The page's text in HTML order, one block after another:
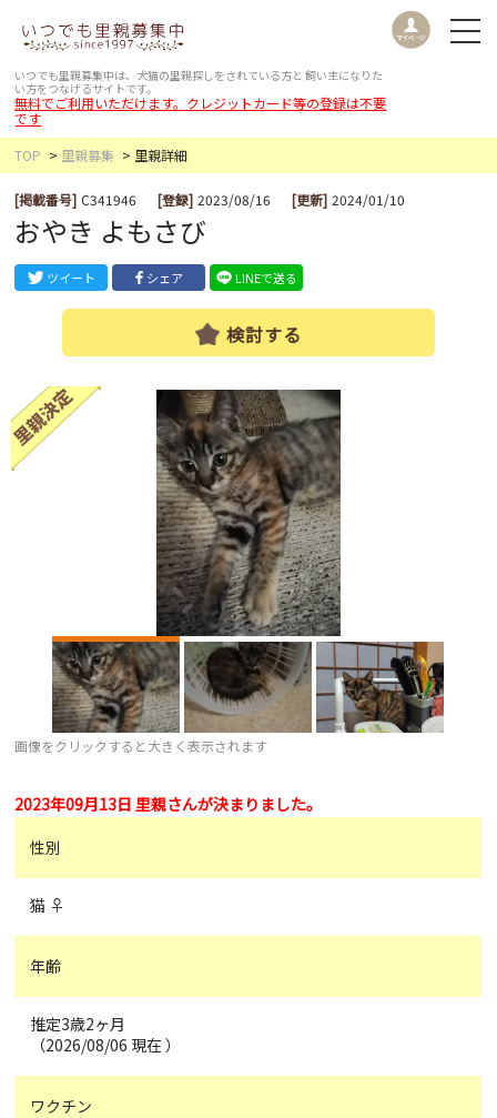
いつでも里親募集中は、犬猫の里親探しをされている方と 飼い主になりた
い方をつなげるサイトです。
無料でご利用いただけます。クレジットカード等の登録は不要
です
TOP
里親募集 里親詳細
[掲載番号] C341946 [登録] 2023/08/16 [更新] 2024/01/10
おやき よもさび
ツイート シェア LINEで送る
検討する
画像をクリックすると大きく表示されます
2023年09月13日 里親さんが決まりました。
性別
猫 ♀
年齢
推定3歳2ヶ月
（2026/08/06 現在 ）
ワクチン